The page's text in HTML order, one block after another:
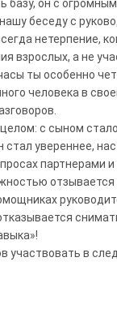
базу, он с
беседу с
нетерпение,
взрослых, а не
ты особенно
человека в
с сыном
стал увереннее,
партнерами и
отзывается
участвовать в